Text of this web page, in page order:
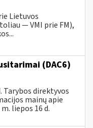
Lietuvos
— VMI prie FM),
(DAC6)
Tarybos direktyvos
mainų apie
liepos 16 d.